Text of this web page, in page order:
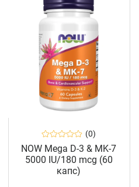
(0)
NOW Mega D-3 & MK-7
5000 IU/180 mcg (60
капс)